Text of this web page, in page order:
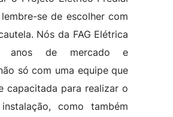
se de escolher com
Nós da FAG Elétrica
anos de mercado e
só com uma equipe que
capacitada para realizar o
como também